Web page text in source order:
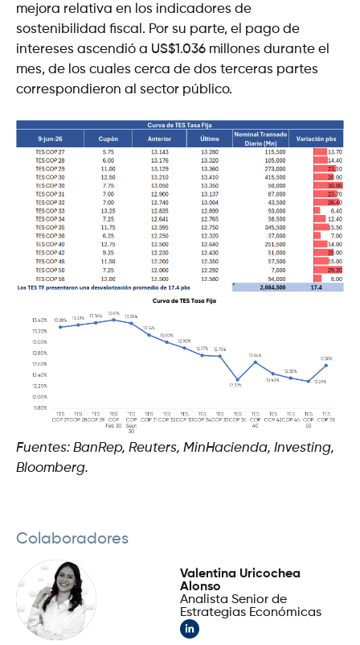
mejora relativa en los indicadores de
sostenibilidad fiscal. Por su parte, el pago de
intereses ascendió a US$1.036 millones durante el
mes, de los cuales cerca de dos terceras partes
correspondieron al sector público.
Fuentes: BanRep, Reuters, MinHacienda, Investing,
Bloomberg.
Colaboradores
Valentina Uricochea
Alonso
Analista Senior de
Estrategias Económicas